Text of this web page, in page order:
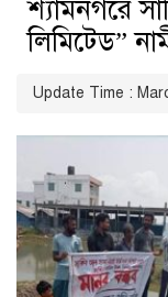
শ্যামনগরে
লিমিটেড”
Update Time :